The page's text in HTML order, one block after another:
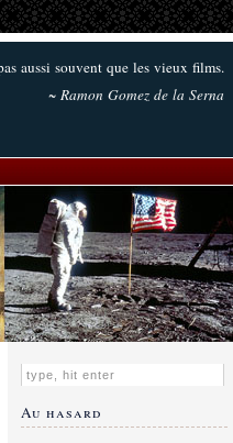
aussi souvent que les vieux films.
~ Ramon Gomez de la Serna
Au hasard